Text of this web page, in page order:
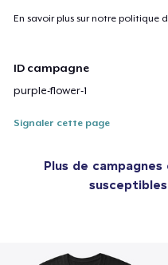
En savoir plus sur notre politique
ID campagne
purple-flower-1
Signaler cette page
Plus de campagnes